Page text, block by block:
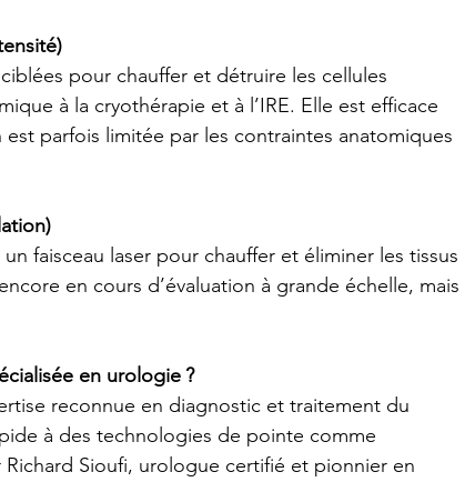
pour chauffer et détruire les cellules
à la cryothérapie et à l’IRE. Elle est efficace
est parfois limitée par les contraintes anatomiques
faisceau laser pour chauffer et éliminer les tissus
en cours d’évaluation à grande échelle, mais
en urologie ?
reconnue en diagnostic et traitement du
à des technologies de pointe comme
Sioufi, urologue certifié et pionnier en